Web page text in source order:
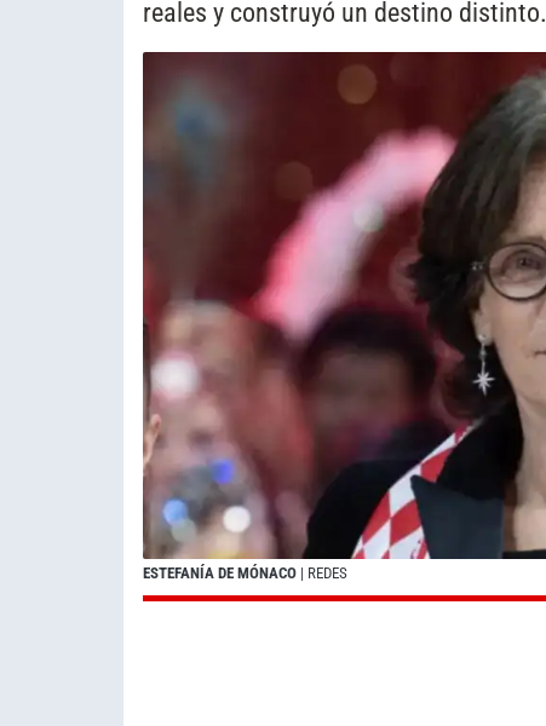
reales y construyó un destino distinto.
ESTEFANÍA DE MÓNACO | REDES